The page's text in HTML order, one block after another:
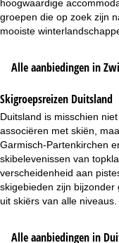
hoogwaardige
groepen die op zoek zijn
mooiste
Alle aanbiedingen in
Skigroepsreizen Duitsland
Duitsland is misschien
associëren met skiën,
Garmisch-Partenkirchen
skibelevenissen van
verscheidenheid aan
skigebieden zijn
uit skiërs van alle niveaus.
Alle aanbiedingen in